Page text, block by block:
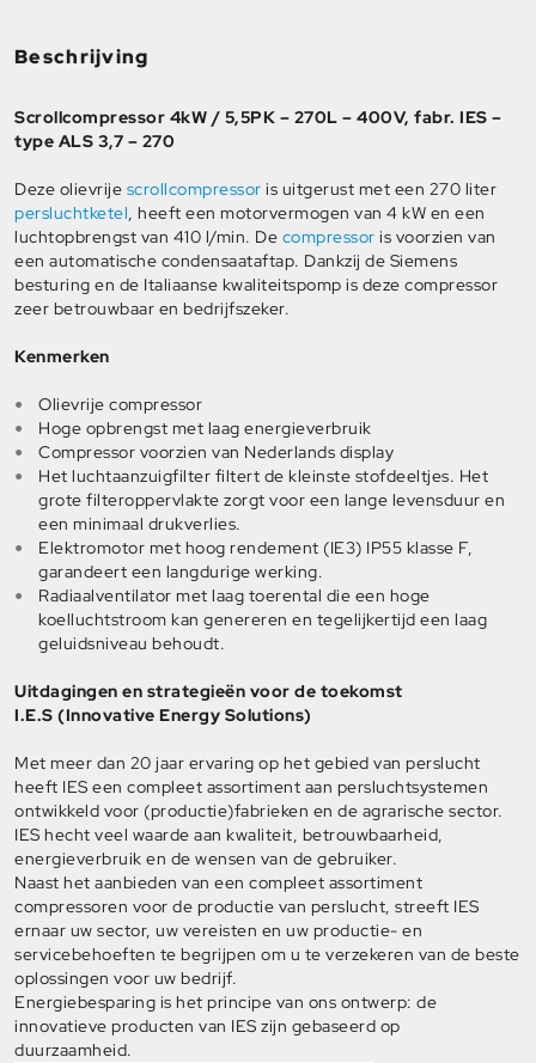
Beschrijving
Scrollcompressor 4kW / 5,5PK – 270L – 400V, fabr. IES –
type ALS 3,7 – 270
Deze olievrije scrollcompressor is uitgerust met een 270 liter
persluchtketel, heeft een motorvermogen van 4 kW en een
luchtopbrengst van 410 l/min. De compressor is voorzien van
een automatische condensaataftap. Dankzij de Siemens
besturing en de Italiaanse kwaliteitspomp is deze compressor
zeer betrouwbaar en bedrijfszeker.
Kenmerken
Olievrije compressor
Hoge opbrengst met laag energieverbruik
Compressor voorzien van Nederlands display
Het luchtaanzuigfilter filtert de kleinste stofdeeltjes. Het
grote filteroppervlakte zorgt voor een lange levensduur en
een minimaal drukverlies.
Elektromotor met hoog rendement (IE3) IP55 klasse F,
garandeert een langdurige werking.
Radiaalventilator met laag toerental die een hoge
koelluchtstroom kan genereren en tegelijkertijd een laag
geluidsniveau behoudt.
Uitdagingen en strategieën voor de toekomst
I.E.S (Innovative Energy Solutions)
Met meer dan 20 jaar ervaring op het gebied van perslucht
heeft IES een compleet assortiment aan persluchtsystemen
ontwikkeld voor (productie)fabrieken en de agrarische sector.
IES hecht veel waarde aan kwaliteit, betrouwbaarheid,
energieverbruik en de wensen van de gebruiker.
Naast het aanbieden van een compleet assortiment
compressoren voor de productie van perslucht, streeft IES
ernaar uw sector, uw vereisten en uw productie- en
servicebehoeften te begrijpen om u te verzekeren van de beste
oplossingen voor uw bedrijf.
Energiebesparing is het principe van ons ontwerp: de
innovatieve producten van IES zijn gebaseerd op
duurzaamheid.